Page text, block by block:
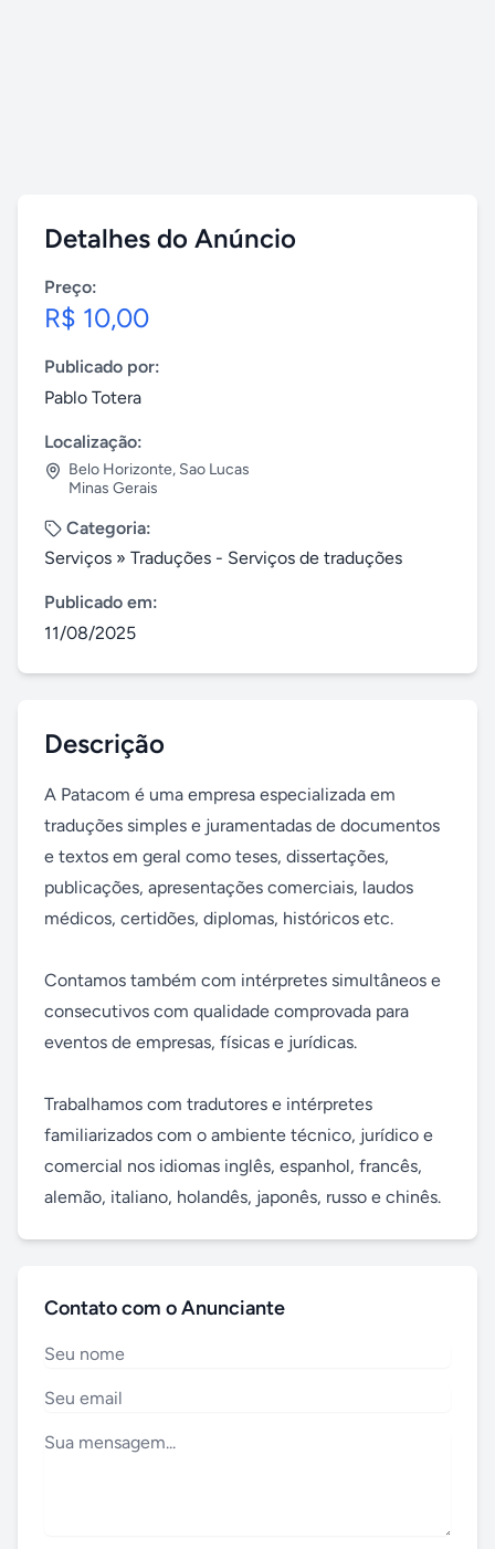
Detalhes do Anúncio
Preço:
R$ 10,00
Publicado por:
Pablo Totera
Localização:
Belo Horizonte, Sao Lucas
Minas Gerais
Categoria:
Serviços » Traduções - Serviços de traduções
Publicado em:
11/08/2025
Descrição
A Patacom é uma empresa especializada em
traduções simples e juramentadas de documentos
e textos em geral como teses, dissertações,
publicações, apresentações comerciais, laudos
médicos, certidões, diplomas, históricos etc.
Contamos também com intérpretes simultâneos e
consecutivos com qualidade comprovada para
eventos de empresas, físicas e jurídicas.
Trabalhamos com tradutores e intérpretes
familiarizados com o ambiente técnico, jurídico e
comercial nos idiomas inglês, espanhol, francês,
alemão, italiano, holandês, japonês, russo e chinês.
Contato com o Anunciante